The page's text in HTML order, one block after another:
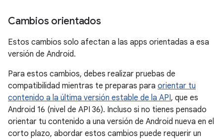
Cambios orientados
Estos cambios solo afectan a las apps orientadas a esa
versión de Android.
Para estos cambios, debes realizar pruebas de
compatibilidad mientras te preparas para orientar tu
contenido a la última versión estable de la API, que es
Android 16 (nivel de API 36). Incluso si no tienes pensado
orientar tu contenido a una versión de Android nueva en el
corto plazo, abordar estos cambios puede requerir un